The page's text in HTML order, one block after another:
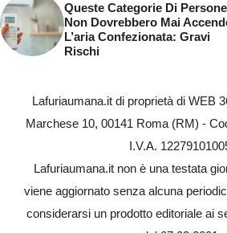
Queste Categorie Di Persone
Non Dovrebbero Mai
L’aria Confezionata: Gravi
Rischi
Lafuriaumana.it di proprietà di WEB
Marchese 10, 00141 Roma (RM) -
I.V.A.
Lafuriaumana.it non è una testata
viene aggiornato senza alcuna
considerarsi un prodotto editoriale ai